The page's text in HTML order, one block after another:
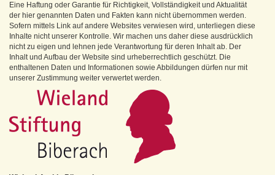
Eine Haftung oder Garantie für Richtigkeit, Vollständigkeit und Aktualität
der hier genannten Daten und Fakten kann nicht übernommen werden.
Sofern mittels Link auf andere Websites verwiesen wird, unterliegen diese
Inhalte nicht unserer Kontrolle. Wir machen uns daher diese ausdrücklich
nicht zu eigen und lehnen jede Verantwortung für deren Inhalt ab. Der
Inhalt und Aufbau der Website sind urheberrechtlich geschützt. Die
enthaltenen Daten und Informationen sowie Abbildungen dürfen nur mit
unserer Zustimmung weiter verwertet werden.